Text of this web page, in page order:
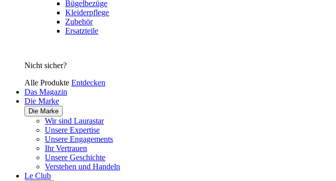
Bügelbezüge
Kleiderpflege
Zubehör
Ersatzteile
Nicht sicher?
Alle Produkte Entdecken
Das Magazin
Die Marke
Die Marke
Wir sind Laurastar
Unsere Expertise
Unsere Engagements
Ihr Vertrauen
Unsere Geschichte
Verstehen und Handeln
Le Club